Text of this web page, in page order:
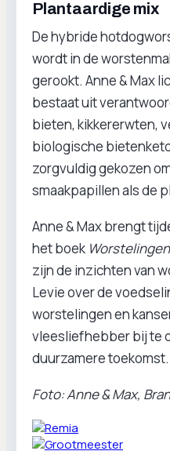
Plantaardige mix
De hybride
wordt in de
gerookt. Anne & Max
bestaat uit
bieten, kikkererwten,
biologische
zorgvuldig gekozen
smaakpapillen als de
Anne & Max brengt
het boek Worstelingen
zijn de inzichten van
Levie over de
worstelingen en
vleesliefhebber bij te
duurzamere toekomst.
Foto: Anne & Max,